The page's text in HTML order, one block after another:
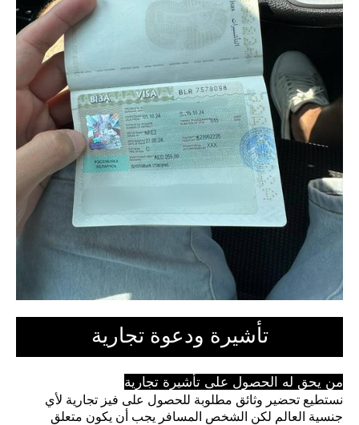
تأشيرة ودعوة تجارية
من يحق له الحصول على تأشيرة تجارية
نستطيع تحضير وثائق مطلوبة للحصول على فيز تجارية لأي
جنسية العالم لكن الشخص المسافر يجب أن يكون متعلق